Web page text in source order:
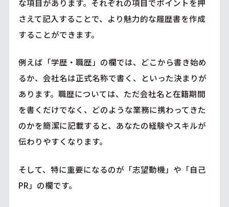
な項目があります。それぞれの項目でポイントを押
さえて記入することで、より魅力的な履歴書を作成
することができます。
例えば「学歴・職歴」の欄では、どこから書き始め
るか、会社名は正式名称で書く、といった決まりが
あります。職歴については、ただ会社名と在籍期間
を書くだけでなく、どのような業務に携わってきた
のかを簡潔に記載すると、あなたの経験やスキルが
伝わりやすくなります。
そして、特に重要になるのが「志望動機」や「自己
PR」の欄です。